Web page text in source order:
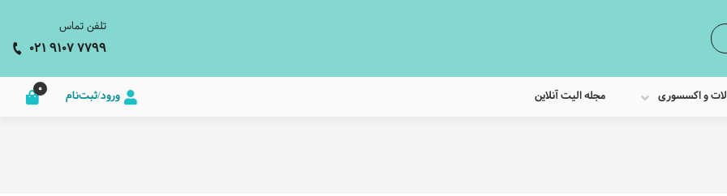
تلفن تماس
021 9107 7799
و اکسسوری مجله الیت آنلاین ورود/ثبت‌نام 0